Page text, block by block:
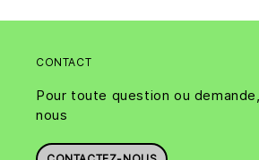
CONTACT
Pour toute question ou
nous